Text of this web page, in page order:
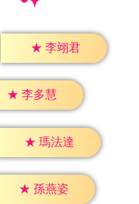
★ 李翊君
★ 李多慧
★ 瑪法達
★ 孫燕姿